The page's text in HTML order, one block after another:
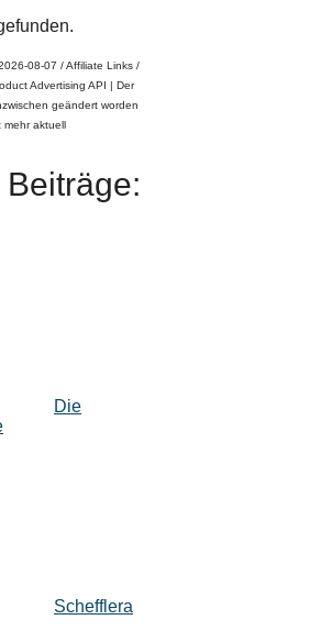
08-07 / Affiliate Links /
Advertising API | Der
geändert worden
mehr aktuell
Die
Schefflera